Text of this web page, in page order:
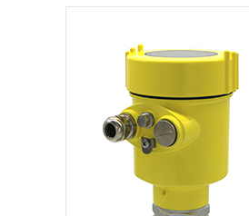
强了回波能力的
物。●测量盲区
对于小罐测量也
得良好的效果
噪比，即使在波
情况下也能获得
的性能。●高频
测量固体和低
数介质的最佳